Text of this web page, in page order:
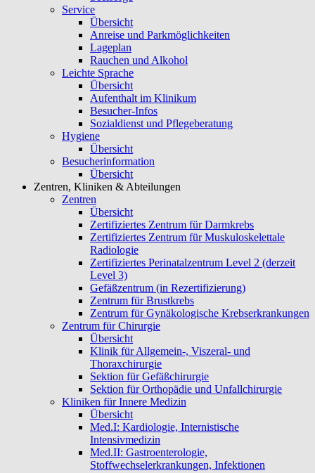
Service
Übersicht
Anreise und Parkmöglichkeiten
Lageplan
Rauchen und Alkohol
Leichte Sprache
Übersicht
Aufenthalt im Klinikum
Besucher-Infos
Sozialdienst und Pflegeberatung
Hygiene
Übersicht
Besucherinformation
Übersicht
Zentren, Kliniken & Abteilungen
Zentren
Übersicht
Zertifiziertes Zentrum für Darmkrebs
Zertifiziertes Zentrum für Muskuloskelettale
Radiologie
Zertifiziertes Perinatalzentrum Level 2 (derzeit
Level 3)
Gefäßzentrum (in Rezertifizierung)
Zentrum für Brustkrebs
Zentrum für Gynäkologische Krebserkrankungen
Zentrum für Chirurgie
Übersicht
Klinik für Allgemein-, Viszeral- und
Thoraxchirurgie
Sektion für Gefäßchirurgie
Sektion für Orthopädie und Unfallchirurgie
Kliniken für Innere Medizin
Übersicht
Med.I: Kardiologie, Internistische
Intensivmedizin
Med.II: Gastroenterologie,
Stoffwechselerkrankungen, Infektionen